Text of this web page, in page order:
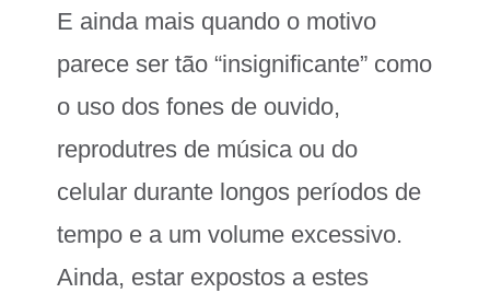
E ainda mais quando o motivo
parece ser tão “insignificante” como
o uso dos fones de ouvido,
reprodutres de música ou do
celular durante longos períodos de
tempo e a um volume excessivo.
Ainda, estar expostos a estes